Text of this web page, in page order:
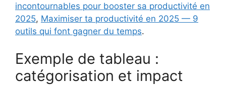
incontournables pour booster sa productivité en
2025, Maximiser ta productivité en 2025 — 9
outils qui font gagner du temps.
Exemple de tableau :
catégorisation et impact